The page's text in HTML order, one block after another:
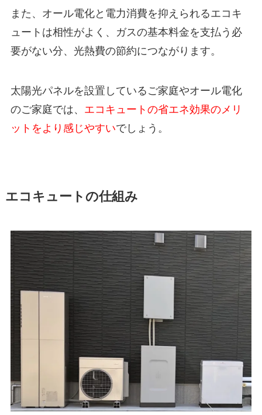
また、オール電化と電力消費を抑えられるエコキ
ュートは相性がよく、ガスの基本料金を支払う必
要がない分、光熱費の節約につながります。
太陽光パネルを設置しているご家庭やオール電化
のご家庭では、 エコキュートの省エネ効果のメリ
ットをより感じやすいでしょう。
エコキュートの仕組み